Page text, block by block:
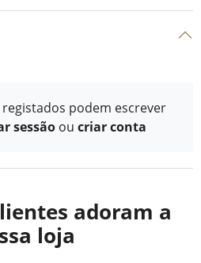
podem escrever
sessão ou criar conta
adoram a
loja